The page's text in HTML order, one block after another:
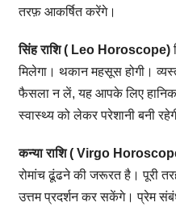
तरफ़ आकर्षित करेंगे।
सिंह राशि ( Leo Horoscope)
मिलेगा। थकान महसूस होगी।
फैसला न लें, यह आपके लिए
स्वास्थ्य को लेकर परेशानी बनी
कन्या राशि ( Virgo
रोमांच ढूंढने की जरूरत है। पूरी
उत्तम प्रदर्शन कर सकेंगे। प्रेम